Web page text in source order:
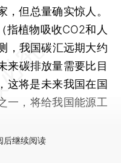
，但总量确实惊人。
指植物吸收CO2和人
，我国碳汇远期大约
来碳排放量需要比目
这将是未来我国在国
一，将给我国能源工
后继续阅读